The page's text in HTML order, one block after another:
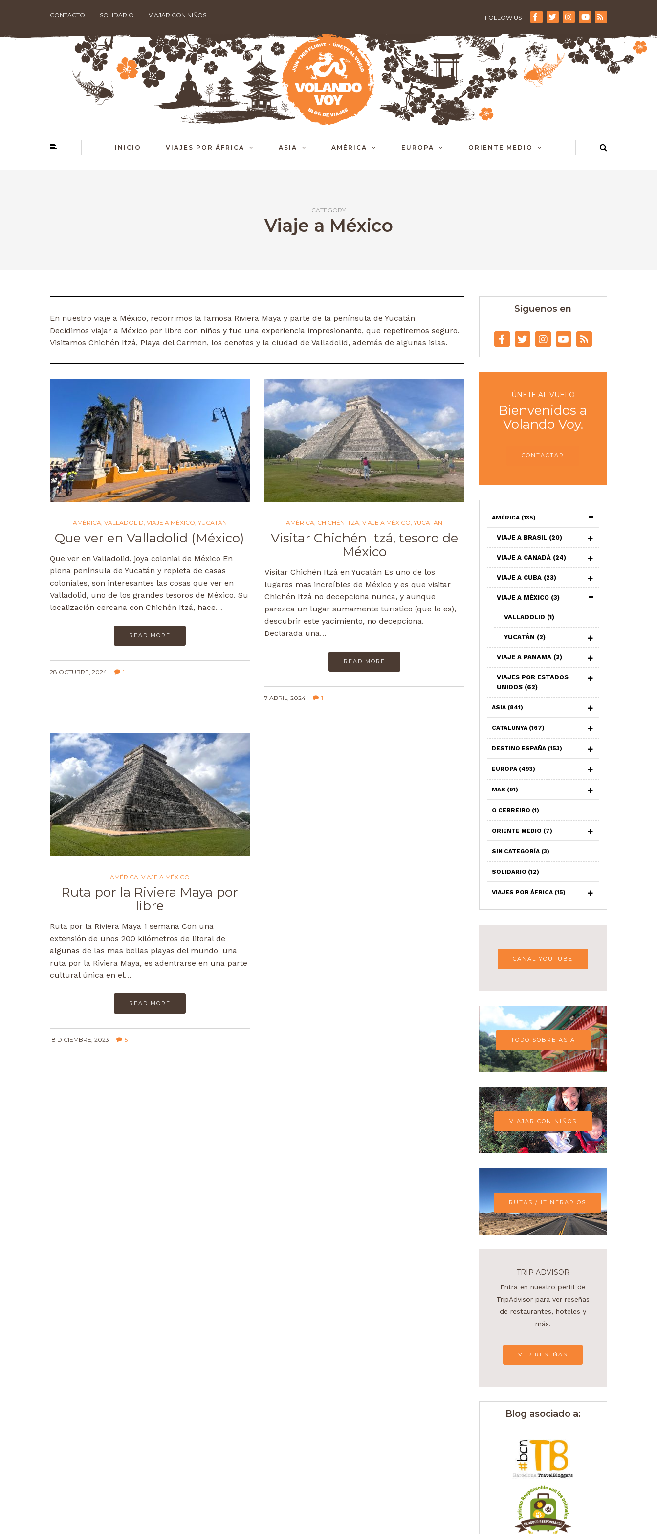
CONTACTO SOLIDARIO VIAJAR CON NIÑOS FOLLOW US
INICIO VIAJES POR ÁFRICA ASIA AMÉRICA EUROPA ORIENTE MEDIO
CATEGORY
Viaje a México
En nuestro viaje a México, recorrimos la famosa Riviera Maya y parte de la península de Yucatán.
Decidimos viajar a México por libre con niños y fue una experiencia impresionante, que repetiremos seguro.
Visitamos Chichén Itzá, Playa del Carmen, los cenotes y la ciudad de Valladolid, además de algunas islas.
AMÉRICA VALLADOLID VIAJE A MÉXICO YUCATÁN
Que ver en Valladolid (México)
Que ver en Valladolid, joya colonial de México En
plena península de Yucatán y repleta de casas
coloniales, son interesantes las cosas que ver en
Valladolid, uno de los grandes tesoros de México. Su
localización cercana con Chichén Itzá, hace…
READ MORE
28 OCTUBRE, 2024 1
AMÉRICA CHICHÉN ITZÁ ,VIAJE A MÉXICO ,YUCATÁN
Visitar Chichén Itzá, tesoro de
México
Visitar Chichén Itzá en Yucatán Es uno de los
lugares mas increíbles de México y es que visitar
Chichén Itzá no decepciona nunca, y aunque
parezca un lugar sumamente turístico (que lo es),
descubrir este yacimiento, no decepciona.
Declarada una…
READ MORE
7 ABRIL, 2024 1
AMÉRICA VIAJE A MÉXICO
Ruta por la Riviera Maya por
libre
Ruta por la Riviera Maya 1 semana Con una
extensión de unos 200 kilómetros de litoral de
algunas de las mas bellas playas del mundo, una
ruta por la Riviera Maya, es adentrarse en una parte
cultural única en el…
READ MORE
18 DICIEMBRE, 2023 5
Síguenos en
ÚNETE AL VUELO
Bienvenidos a
Volando Voy.
CONTACTAR
AMÉRICA (135)
VIAJE A BRASIL (20)
VIAJE A CANADÁ (24)
VIAJE A CUBA (23)
VIAJE A MÉXICO (3)
VALLADOLID (1)
YUCATÁN (2)
VIAJE A PANAMÁ (2)
VIAJES POR ESTADOS
UNIDOS (62)
ASIA (841)
CATALUNYA (167)
DESTINO ESPAÑA (153)
EUROPA (493)
MAS (91)
O CEBREIRO (1)
ORIENTE MEDIO (7)
SIN CATEGORÍA (3)
SOLIDARIO (12)
VIAJES POR ÁFRICA (15)
CANAL YOUTUBE
TODO SOBRE ASIA
VIAJAR CON NIÑOS
RUTAS / ITINERARIOS
TRIP ADVISOR
Entra en nuestro perfil de
TripAdvisor para ver reseñas
de restaurantes, hoteles y
más.
VER RESEÑAS
Blog asociado a: